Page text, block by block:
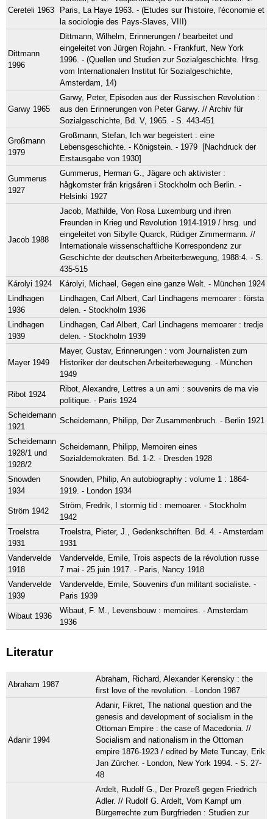
Cereteli 1963
Paris, La Haye 1963. - (Etudes sur l'histoire, l'économie et
la sociologie des Pays-Slaves, VIII)
Dittmann
1996
Dittmann, Wilhelm, Erinnerungen / bearbeitet und
eingeleitet von Jürgen Rojahn. - Frankfurt, New York
1996. - (Quellen und Studien zur Sozialgeschichte. Hrsg.
vom Internationalen Institut für Sozialgeschichte,
Amsterdam, 14)
Garwy 1965
Garwy, Peter, Episoden aus der Russischen Revolution :
aus den Erinnerungen von Peter Garwy. // Archiv für
Sozialgeschichte, Bd. V, 1965. - S. 443-451
Großmann
1979
Großmann, Stefan, Ich war begeistert : eine
Lebensgeschichte. - Königstein. - 1979 [Nachdruck der
Erstausgabe von 1930]
Gummerus
1927
Gummerus, Herman G., Jägare och aktivister :
hågkomster från krigsåren i Stockholm och Berlin. -
Helsinki 1927
Jacob 1988
Jacob, Mathilde, Von Rosa Luxemburg und ihren
Freunden in Krieg und Revolution 1914-1919 / hrsg. und
eingeleitet von Sibylle Quarck, Rüdiger Zimmermann. //
Internationale wissenschaftliche Korrespondenz zur
Geschichte der deutschen Arbeiterbewegung, 1988:4. - S.
435-515
Károlyi 1924
Károlyi, Michael, Gegen eine ganze Welt. - München 1924
Lindhagen
1936
Lindhagen, Carl Albert, Carl Lindhagens memoarer : första
delen. - Stockholm 1936
Lindhagen
1939
Lindhagen, Carl Albert, Carl Lindhagens memoarer : tredje
delen. - Stockholm 1939
Mayer 1949
Mayer, Gustav, Erinnerungen : vom Journalisten zum
Historiker der deutschen Arbeiterbewegung. - München
1949
Ribot 1924
Ribot, Alexandre, Lettres a un ami : souvenirs de ma vie
politique. - Paris 1924
Scheidemann
1921
Scheidemann, Philipp, Der Zusammenbruch. - Berlin 1921
Scheidemann
1928/1 und
1928/2
Scheidemann, Philipp, Memoiren eines
Sozialdemokraten. Bd. 1-2. - Dresden 1928
Snowden
1934
Snowden, Philip, An autobiography : volume 1 : 1864-
1919. - London 1934
Ström 1942
Ström, Fredrik, I stormig tid : memoarer. - Stockholm
1942
Troelstra
1931
Troelstra, Pieter, J., Gedenkschriften. Bd. 4. - Amsterdam
1931
Vandervelde
1918
Vandervelde, Emile, Trois aspects de la révolution russe
7 mai - 25 juin 1917. - Paris, Nancy 1918
Vandervelde
1939
Vandervelde, Emile, Souvenirs d'un militant socialiste. -
Paris 1939
Wibaut 1936
Wibaut, F. M., Levensbouw : memoires. - Amsterdam
1936
Literatur
Abraham 1987
Abraham, Richard, Alexander Kerensky : the
first love of the revolution. - London 1987
Adanir 1994
Adanir, Fikret, The national question and the
genesis and development of socialism in the
Ottoman Empire : the case of Macedonia. //
Socialism and nationalism in the Ottoman
empire 1876-1923 / edited by Mete Tuncay, Erik
Jan Zürcher. - London, New York 1994. - S. 27-
48
Ardelt, Rudolf G., Der Prozeß gegen Friedrich
Adler. // Rudolf G. Ardelt, Vom Kampf um
Bürgerrechte zum Burgfrieden : Studien zur